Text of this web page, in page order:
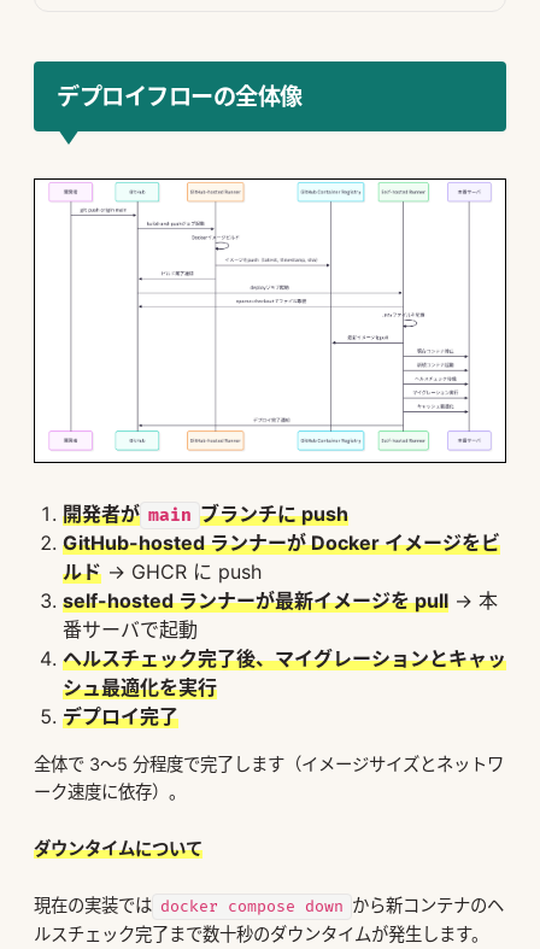
デプロイフローの全体像
開発者が main ブランチに push
GitHub-hosted ランナーが Docker イメージをビ
ルド → GHCR に push
self-hosted ランナーが最新イメージを pull → 本
番サーバで起動
ヘルスチェック完了後、マイグレーションとキャッ
シュ最適化を実行
デプロイ完了
全体で 3〜5 分程度で完了します（イメージサイズとネットワ
ーク速度に依存）。
ダウンタイムについて
現在の実装では docker compose down から新コンテナのヘ
ルスチェック完了まで数十秒のダウンタイムが発生します。